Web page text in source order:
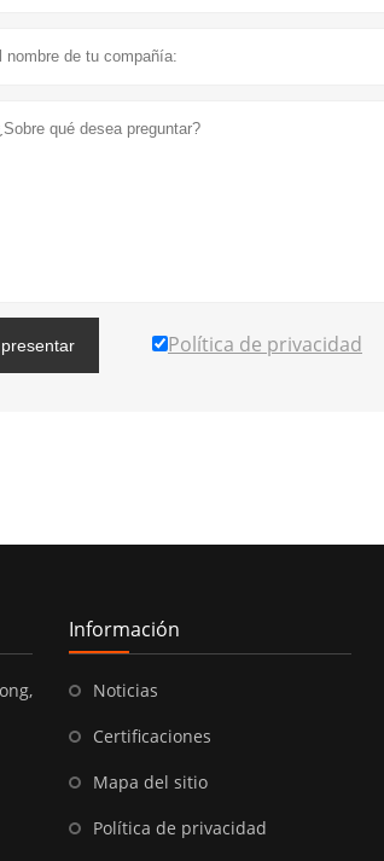
presentar Política de privacidad
Información
Noticias
Certificaciones
Mapa del sitio
Política de privacidad